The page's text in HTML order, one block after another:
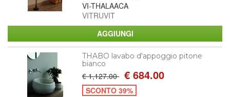
VI-THALAACA
VITRUVIT
THABO lavabo d'appoggio pitone
bianco
€ 1,127.00 € 684.00
SCONTO 39%